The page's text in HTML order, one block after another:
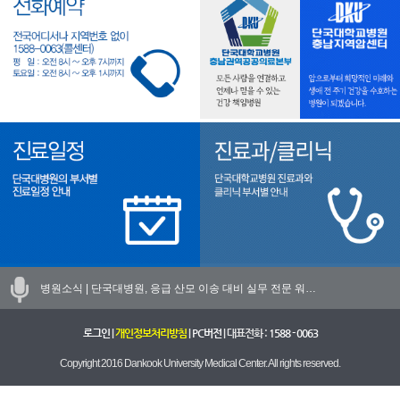
병원소식 | 단국대병원, 응급 산모 이송 대비 실무 전문 워…
로그인| 개인정보처리방침| PC버전| 대표전화 : 1588 - 0063
Copyright 2016 Dankook University Medical Center. All rights reserved.